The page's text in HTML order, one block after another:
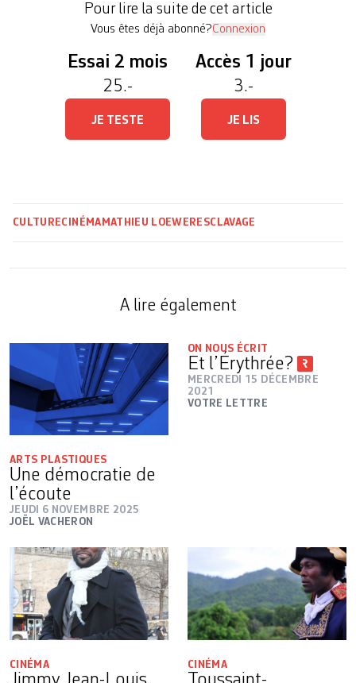
ont abordé le sujet sur le […]
Pour lire la suite de cet article
Vous êtes déjà abonné?Connexion
Essai 2 mois
25.-
JE TESTE
Accès 1 jour
3.-
JE LIS
CULTURECINÉMA MATHIEU LOEWER ESCLAVAGE
A lire également
ARTS PLASTIQUES
Une démocratie de
l’écoute
JEUDI 6 NOVEMBRE 2025
JOËL VACHERON
ON NOUS ÉCRIT
Et l’Érythrée?
MERCREDI 15 DÉCEMBRE
2021
VOTRE LETTRE
CINÉMA CINÉMA